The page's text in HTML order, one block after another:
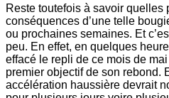
Reste toutefois à savoir quelles
conséquences d’une telle
ou prochaines semaines. Et
peu. En effet, en quelques
effacé le repli de ce mois de
premier objectif de son rebond.
accélération haussière devrait